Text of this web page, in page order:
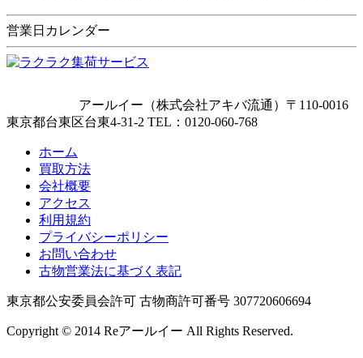
営業日カレンダー
アールイー（株式会社アキバ流通）〒110-0016
東京都台東区台東4-31-2 TEL： 0120-060-768
ホーム
買取方法
会社概要
アクセス
利用規約
プライバシーポリシー
お問い合わせ
古物営業法に基づく表記
東京都公安委員会許可 古物商許可番号 307720606694
Copyright © 2014 Reアールイー All Rights Reserved.